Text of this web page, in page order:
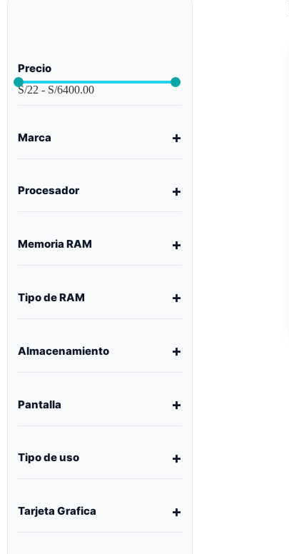
Precio
S/22 - S/6400.00
Marca
Procesador
Memoria RAM
Tipo de RAM
Almacenamiento
Pantalla
Tipo de uso
Tarjeta Grafica